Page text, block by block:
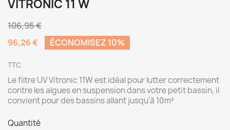
VITRONIC 11 W
106,95 €
96,26 €
ÉCONOMISEZ 10%
TTC
Le filtre UV Vitronic 11W est idéal pour lutter correctement
contre les algues en suspension dans votre petit bassin, il
convient pour des bassins allant jusqu'à 10m³
Quantité